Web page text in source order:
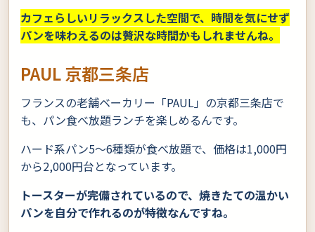
カフェらしいリラックスした空間で、時間を気にせず
パンを味わえるのは贅沢な時間かもしれませんね。
PAUL 京都三条店
フランスの老舗ベーカリー「PAUL」の京都三条店で
も、パン食べ放題ランチを楽しめるんです。
ハード系パン5〜6種類が食べ放題で、価格は1,000円
から2,000円台となっています。
トースターが完備されているので、焼きたての温かい
パンを自分で作れるのが特徴なんですね。